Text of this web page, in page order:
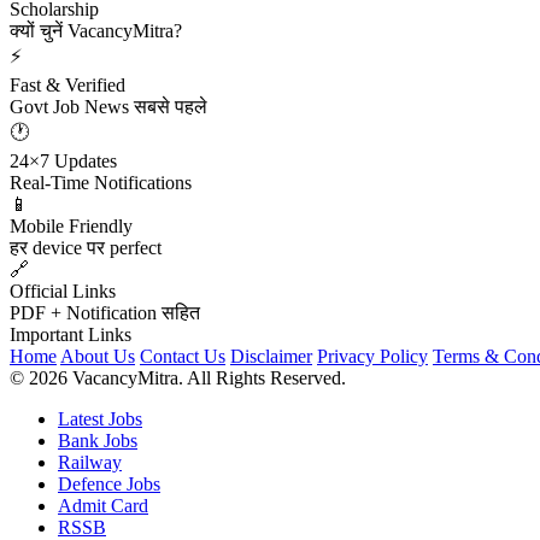
Scholarship
क्यों चुनें VacancyMitra?
⚡
Fast & Verified
Govt Job News सबसे पहले
🕐
24×7 Updates
Real-Time Notifications
📱
Mobile Friendly
हर device पर perfect
🔗
Official Links
PDF + Notification सहित
Important Links
Home About Us Contact Us Disclaimer Privacy Policy Terms &
© 2026 VacancyMitra. All Rights Reserved.
Latest Jobs
Bank Jobs
Railway
Defence Jobs
Admit Card
RSSB